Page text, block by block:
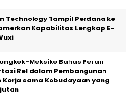
Technology Tampil Perdana ke
Kapabilitas Lengkap E-
Meksiko Bahas Peran
Rel dalam Pembangunan
Kerja sama Kebudayaan yang